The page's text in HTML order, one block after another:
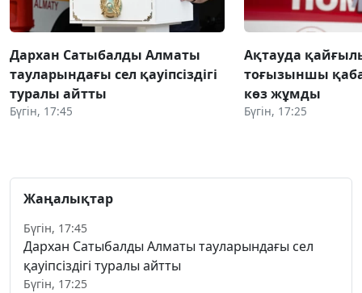
Дархан Сатыбалды Алматы
тауларындағы сел қауіпсіздігі
туралы айтты
Бүгін, 17:45
Ақтауда
тоғызыншы
көз жұмды
Бүгін, 17:25
Жаңалықтар
Бүгін, 17:45
Дархан Сатыбалды Алматы тауларындағы сел
қауіпсіздігі туралы айтты
Бүгін, 17:25